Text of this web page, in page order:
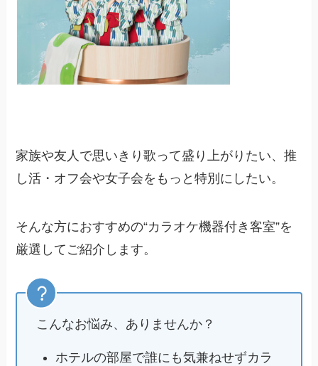
家族や友人で思いきり歌って盛り上がりたい、推
し活・オフ会や女子会をもっと特別にしたい。
そんな方におすすめの“カラオケ機器付き客室”を
厳選してご紹介します。
こんなお悩み、ありませんか？
ホテルの部屋で誰にも気兼ねせずカラ